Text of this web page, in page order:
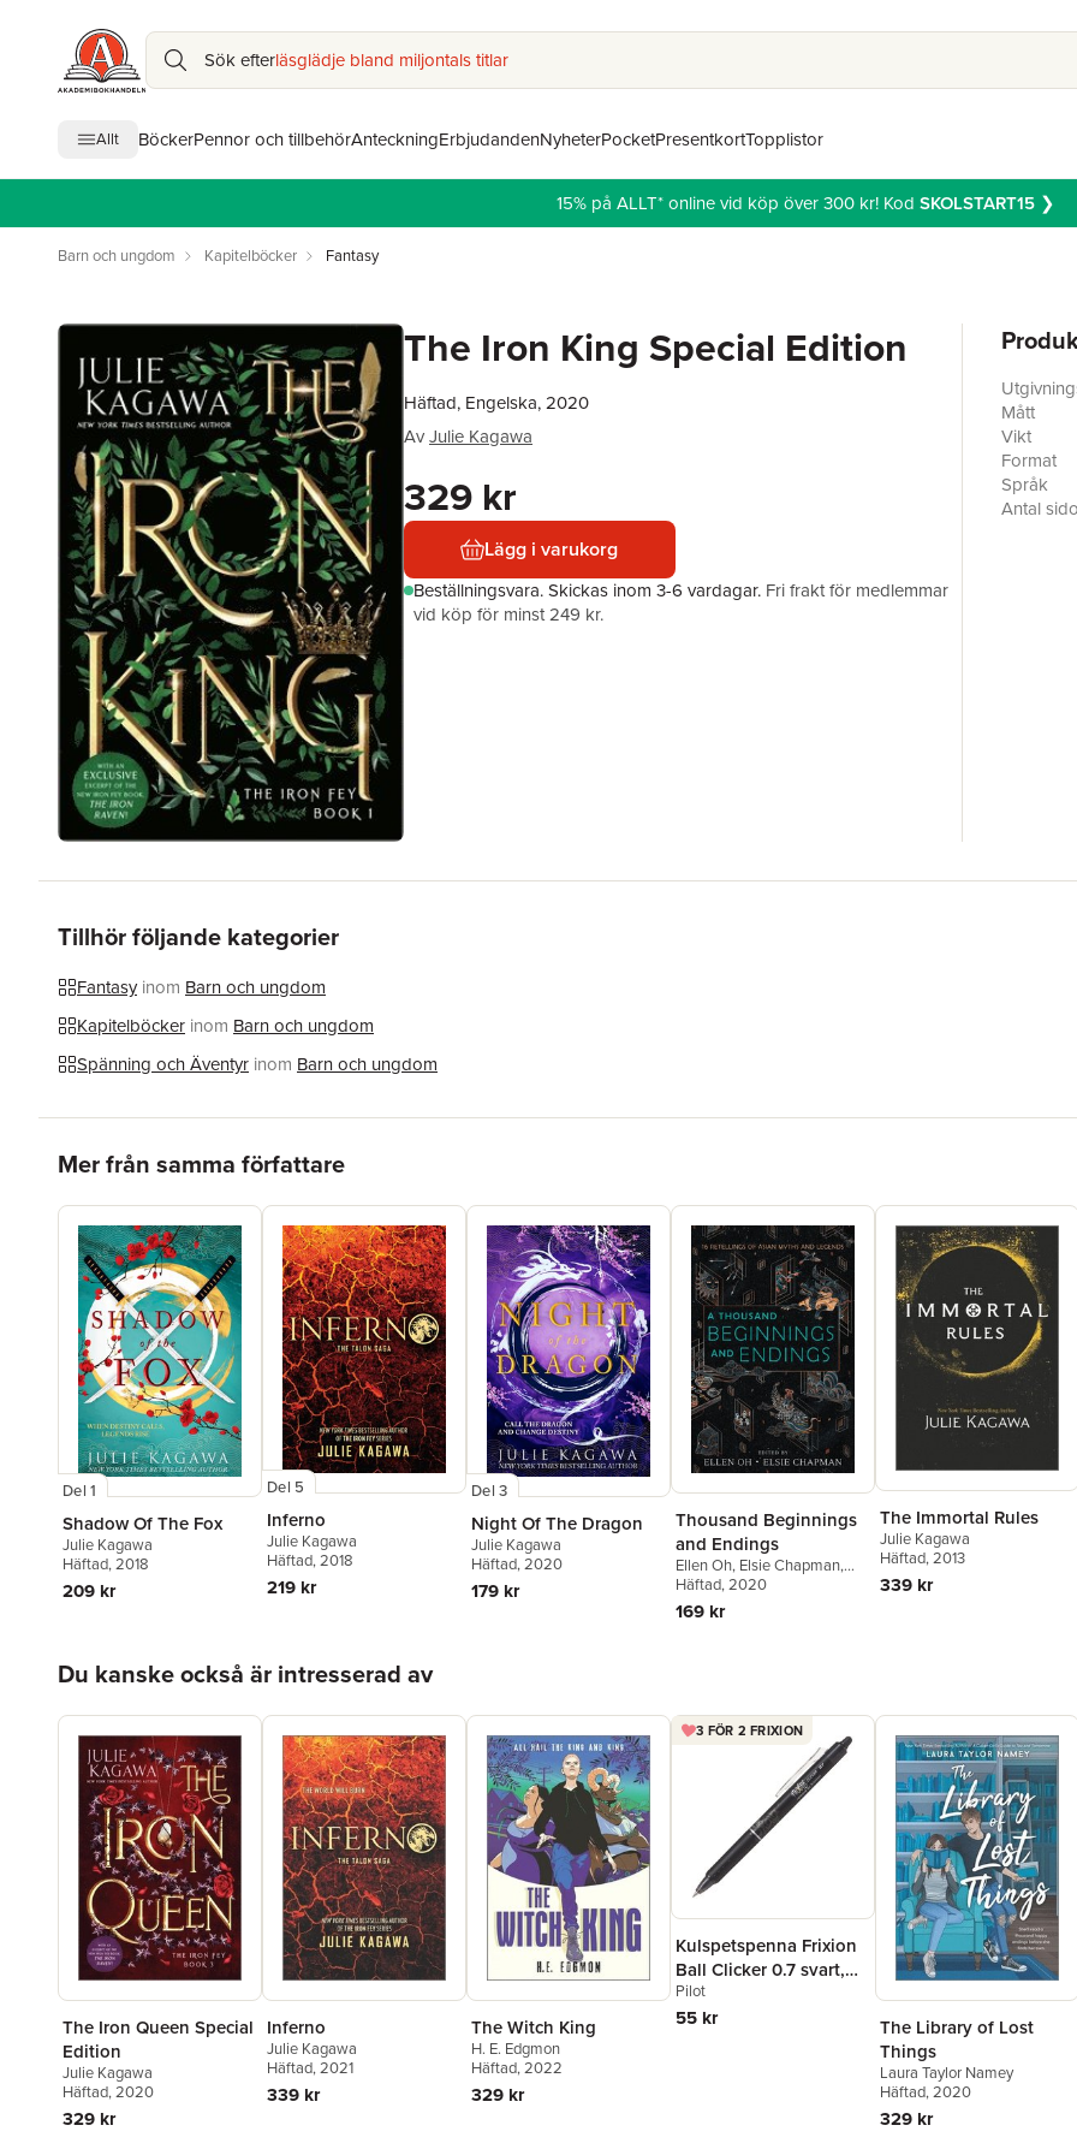
Sök efterläsglädje bland miljontals titlar
Allt BöckerPennor och tillbehörAnteckningErbjudandenNyheterPocketPresentkortTopplistor
15% på ALLT* online vid köp över 300 kr! Kod SKOLSTART15❯
Barn och ungdom Kapitelböcker Fantasy
The Iron King Special Edition
Häftad, Engelska, 2020
AvJulie Kagawa
329 kr
Lägg i varukorg
Beställningsvara.Skickas inom 3-6 vardagar. Fri frakt för medlemmar
vid köp för minst 249 kr.
Mått
Vikt
Format
Språk
Antal
Tillhör följande kategorier
Fantasy inom Barn och ungdom
Kapitelböcker inom Barn och ungdom
Spänning och Äventyr inom Barn och ungdom
Mer från samma författare
Del 1
Shadow Of The Fox
Julie Kagawa
Häftad, 2018
209 kr
Del 5
Inferno
Julie Kagawa
Häftad, 2018
219 kr
Del 3
Night Of The Dragon
Julie Kagawa
Häftad, 2020
179 kr
Thousand Beginnings
and Endings
Ellen Oh, Elsie Chapman,
Renée Ahdieh
Charaipotra
Roshani Chokshi
Saeed,Shveta Thakrar,
Alyssa Wong
Häftad, 2020
169 kr
The Immortal Rules
Julie Kagawa
Häftad, 2013
339 kr
Du kanske också är intresserad av
The Iron Queen Special
Edition
Julie Kagawa
Häftad, 2020
329 kr
Inferno
Julie Kagawa
Häftad, 2021
339 kr
The Witch King
H. E. Edgmon
Häftad, 2022
329 kr
3 FÖR 2 FRIXION
Kulspetspenna Frixion
Ball Clicker 0.7 svart,
raderbar
Pilot
55 kr
The Library of Lost
Things
Laura Taylor Namey
Häftad, 2020
329 kr